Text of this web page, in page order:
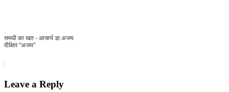
समधी का खत - आचार्य डा.अजय
दीक्षित "अजय"
Leave a Reply